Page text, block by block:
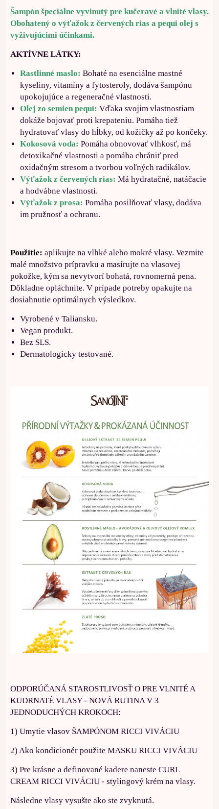
Šampón špeciálne vyvinutý pre kučeravé a vlnité vlasy.
Obohatený o výťažok z červených rias a pequi olej s
vyživujúcimi účinkami.
AKTÍVNE LÁTKY:
Rastlinné maslo: Bohaté na esenciálne mastné
kyseliny, vitamíny a fytosteroly, dodáva šampónu
upokojujúce a regeneračné vlastnosti.
Olej zo semien pequì: Vďaka svojim vlastnostiam
dokáže bojovať proti krepateniu. Pomáha tiež
hydratovať vlasy do hĺbky, od kožičky až po končeky.
Kokosová voda: Pomáha obnovovať vlhkosť, má
detoxikačné vlastnosti a pomáha chrániť pred
oxidačným stresom a tvorbou voľných radikálov.
Výťažok z červených rias: Má hydratačné, natáčacie
a hodvábne vlastnosti.
Výťažok z prosa: Pomáha posilňovať vlasy, dodáva
im pružnosť a ochranu.
Použitie: aplikujte na vlhké alebo mokré vlasy. Vezmite
malé množstvo prípravku a masírujte na vlasovej
pokožke, kým sa nevytvorí bohatá, rovnomerná pena.
Dôkladne opláchnite. V prípade potreby opakujte na
dosiahnutie optimálnych výsledkov.
Vyrobené v Taliansku.
Vegan produkt.
Bez SLS.
Dermatologicky testované.
ODPORÚČANÁ STAROSTLIVOSŤ O PRE VLNITÉ A
KUDRNATÉ VLASY - NOVÁ RUTINA V 3
JEDNODUCHÝCH KROKOCH:
1) Umytie vlasov ŠAMPÓNOM RICCI VIVÁCIU
2) Ako kondicionér použite MASKU RICCI VIVÁCIU
3) Pre krásne a definované kadere naneste CURL
CREAM RICCI VIVÁCIU - stylingový krém na vlasy.
Následne vlasy vysušte ako ste zvyknutá.